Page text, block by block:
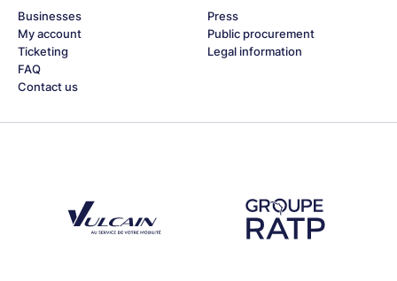
Businesses
My account
Ticketing
FAQ
Contact us
Press
Public procurement
Legal information